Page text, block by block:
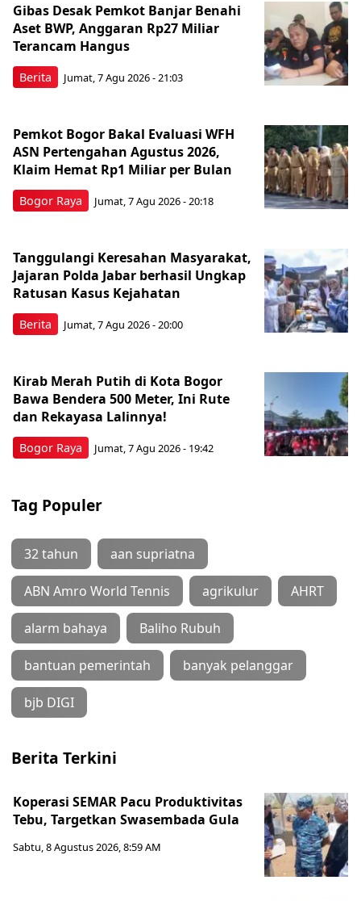
Berita
Gibas Desak Pemkot Banjar Benahi
Aset BWP, Anggaran Rp27 Miliar
Terancam Hangus
Jumat, 7 Agu 2026 - 21:03
Bogor Raya
Pemkot Bogor Bakal Evaluasi WFH
ASN Pertengahan Agustus 2026,
Klaim Hemat Rp1 Miliar per Bulan
Jumat, 7 Agu 2026 - 20:18
Berita
Tanggulangi Keresahan Masyarakat,
Jajaran Polda Jabar berhasil Ungkap
Ratusan Kasus Kejahatan
Jumat, 7 Agu 2026 - 20:00
Bogor Raya
Kirab Merah Putih di Kota Bogor
Bawa Bendera 500 Meter, Ini Rute
dan Rekayasa Lalinnya!
Jumat, 7 Agu 2026 - 19:42
Tag Populer
32 tahun aan supriatna
ABN Amro World Tennis agrikulur AHRT
alarm bahaya Baliho Rubuh
bantuan pemerintah banyak pelanggar
bjb DIGI
Berita Terkini
Koperasi SEMAR Pacu Produktivitas
Tebu, Targetkan Swasembada Gula
Sabtu, 8 Agustus 2026, 8:59 AM